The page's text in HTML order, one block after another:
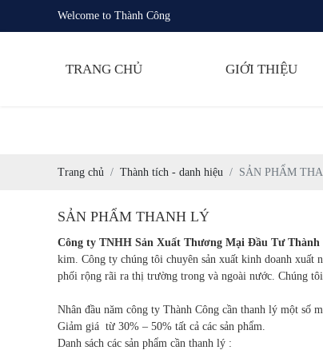
Welcome to Thành Công
TRANG CHỦ GIỚI THIỆU
Trang chủ Thành tích - danh hiệu SẢN PHẨM
SẢN PHẨM THANH LÝ
Công ty TNHH Sản Xuất Thương Mại Đầu Tư Thành
kim. Công ty chúng tôi chuyên sản xuất kinh doanh
phối rộng rãi ra thị trường trong và ngoài nước. Chúng
Nhân đầu năm công ty Thành Công cần thanh lý một số
Giảm giá từ 30% – 50% tất cả các sản phẩm.
Danh sách các sản phẩm cần thanh lý :